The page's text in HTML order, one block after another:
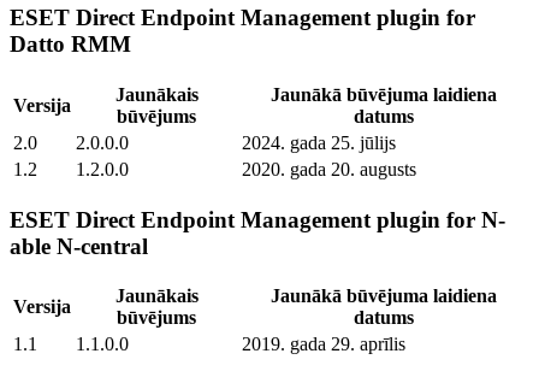
ESET Direct Endpoint Management plugin for
Datto RMM
Versija
Jaunākais
būvējums
Jaunākā būvējuma laidiena
datums
2.0
2.0.0.0
2024. gada 25. jūlijs
1.2
1.2.0.0 2020. gada 20. augusts
ESET Direct Endpoint Management plugin for N-
able N-central
Versija
Jaunākais
būvējums
Jaunākā būvējuma laidiena
datums
1.1
1.1.0.0 2019. gada 29. aprīlis